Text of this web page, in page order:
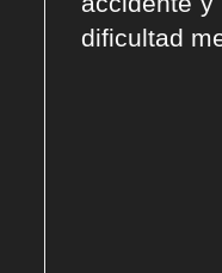
dificultad